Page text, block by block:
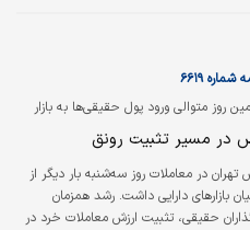
بزرگان بازار، فضای معاملات را محتاط
است.روز متوالی ورود پول حقیقی‌ها به بازار
شماره ۶۶۱۹
در مسیر تثبیت رونق
تهران در معاملات روز سه‌شنبه بار دیگر از
بازارهای دارایی داشت. رشد همزمان
حقیقی، تثبیت ارزش معاملات خرد در